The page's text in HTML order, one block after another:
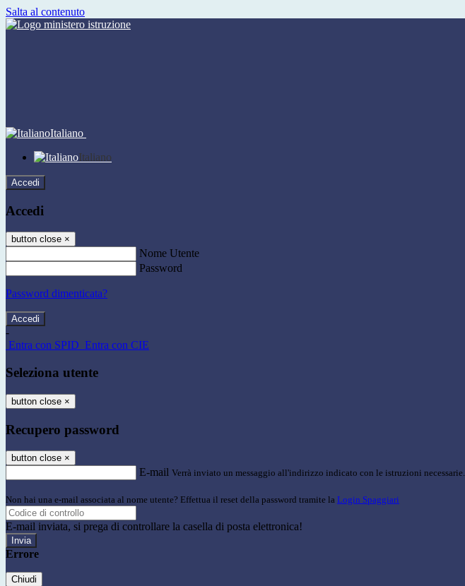
Salta al contenuto
Italiano
Italiano
Accedi
Accedi
button close ×
Nome Utente
Password
Password dimenticata?
-
Entra con SPID Entra con CIE
Seleziona utente
button close ×
Recupero password
button close ×
E-mail Verrà inviato un messaggio all'indirizzo indicato con le istruzioni necessarie.
Non hai una e-mail associata al nome utente? Effettua il reset della password tramite la Login Spaggiari
E-mail inviata, si prega di controllare la casella di posta elettronica!
Errore
Chiudi